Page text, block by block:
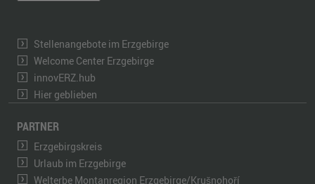
Stellenangebote im Erzgebirge
Welcome Center Erzgebirge
innovERZ.hub
Hier geblieben
PARTNER
Erzgebirgskreis
Urlaub im Erzgebirge
Welterbe Montanregion Erzgebirge/Krušnohoří